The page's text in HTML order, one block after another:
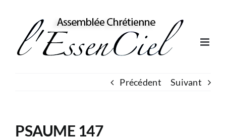
content
Précédent Suivant
PSAUME 147